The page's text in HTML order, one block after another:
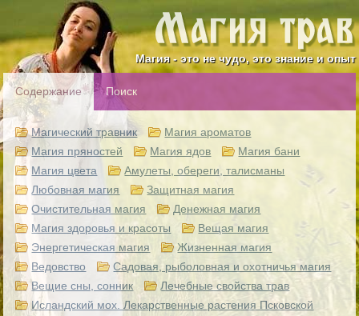
Магия - это не чудо, это знание и опыт
Содержание Поиск
Магический травник
Магия ароматов
Магия пряностей
Магия ядов
Магия бани
Магия цвета
Амулеты, обереги, талисманы
Любовная магия
Защитная магия
Очистительная магия
Денежная магия
Магия здоровья и красоты
Вещая магия
Энергетическая магия
Жизненная магия
Ведовство
Садовая, рыболовная и охотничья магия
Вещие сны, сонник
Лечебные свойства трав
Исландский мох. Лекарственные растения Псковской